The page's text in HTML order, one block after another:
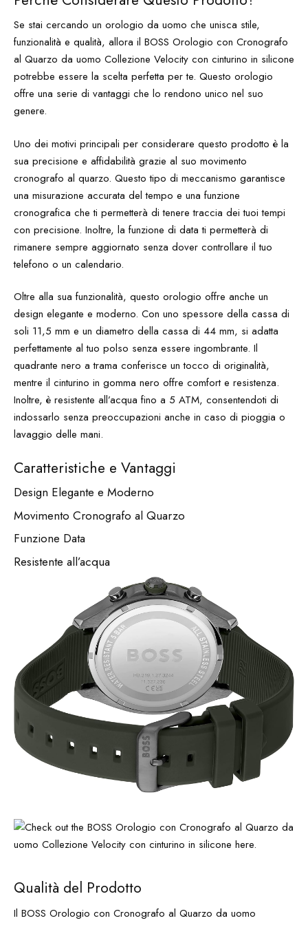
Se stai cercando un orologio da uomo che unisca stile,
funzionalità e qualità, allora il BOSS Orologio con Cronografo
al Quarzo da uomo Collezione Velocity con cinturino in silicone
potrebbe essere la scelta perfetta per te. Questo orologio
offre una serie di vantaggi che lo rendono unico nel suo
genere.
Uno dei motivi principali per considerare questo prodotto è la
sua precisione e affidabilità grazie al suo movimento
cronografo al quarzo. Questo tipo di meccanismo garantisce
una misurazione accurata del tempo e una funzione
cronografica che ti permetterà di tenere traccia dei tuoi tempi
con precisione. Inoltre, la funzione di data ti permetterà di
rimanere sempre aggiornato senza dover controllare il tuo
telefono o un calendario.
Oltre alla sua funzionalità, questo orologio offre anche un
design elegante e moderno. Con uno spessore della cassa di
soli 11,5 mm e un diametro della cassa di 44 mm, si adatta
perfettamente al tuo polso senza essere ingombrante. Il
quadrante nero a trama conferisce un tocco di originalità,
mentre il cinturino in gomma nero offre comfort e resistenza.
Inoltre, è resistente all’acqua fino a 5 ATM, consentendoti di
indossarlo senza preoccupazioni anche in caso di pioggia o
lavaggio delle mani.
Caratteristiche e Vantaggi
Design Elegante e Moderno
Movimento Cronografo al Quarzo
Funzione Data
Resistente all’acqua
Qualità del Prodotto
Il BOSS Orologio con Cronografo al Quarzo da uomo